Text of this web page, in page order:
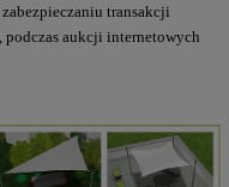
zabezpieczaniu transakcji
aukcji internetowych